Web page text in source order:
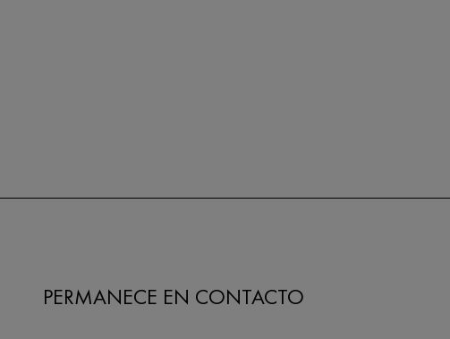
PERMANECE EN CONTACTO